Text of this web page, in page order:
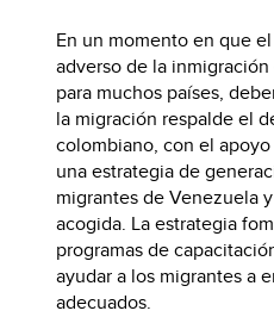
En un momento en que
adverso de la
para muchos países,
la migración respalde el
colombiano, con el
una estrategia de
migrantes de Venezuela
acogida. La estrategia
programas de
ayudar a los migrantes a
adecuados.